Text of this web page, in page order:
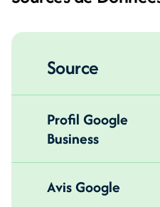
Source
Profil Google
Business
Avis Google